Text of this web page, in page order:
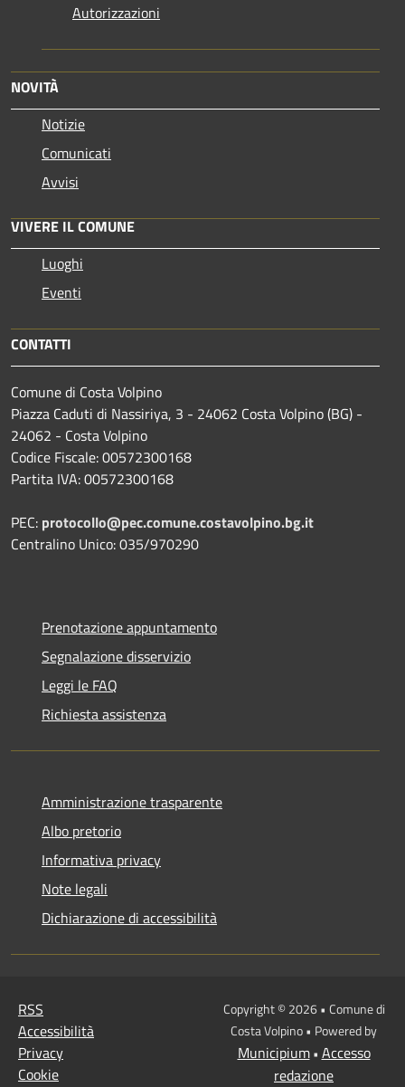
Autorizzazioni
NOVITÀ
Notizie
Comunicati
Avvisi
VIVERE IL COMUNE
Luoghi
Eventi
CONTATTI
Comune di Costa Volpino
Piazza Caduti di Nassiriya, 3 - 24062 Costa Volpino (BG) -
24062 - Costa Volpino
Codice Fiscale: 00572300168
Partita IVA: 00572300168
PEC: protocollo@pec.comune.costavolpino.bg.it
Centralino Unico: 035/970290
Prenotazione appuntamento
Segnalazione disservizio
Leggi le FAQ
Richiesta assistenza
Amministrazione trasparente
Albo pretorio
Informativa privacy
Note legali
Dichiarazione di accessibilità
RSS
Accessibilità
Privacy
Cookie
Copyright © 2026 • Comune di
Costa Volpino • Powered by
Municipium• Accesso
redazione